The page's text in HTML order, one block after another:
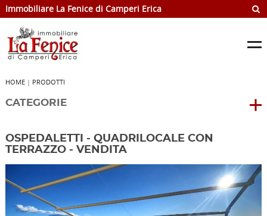
Immobiliare La Fenice di Camperi Erica
HOME| PRODOTTI
CATEGORIE
OSPEDALETTI - QUADRILOCALE CON
TERRAZZO - VENDITA